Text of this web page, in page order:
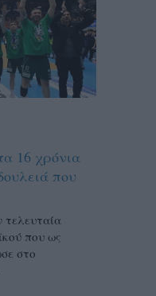
16 χρόνια
που
που ως
στο